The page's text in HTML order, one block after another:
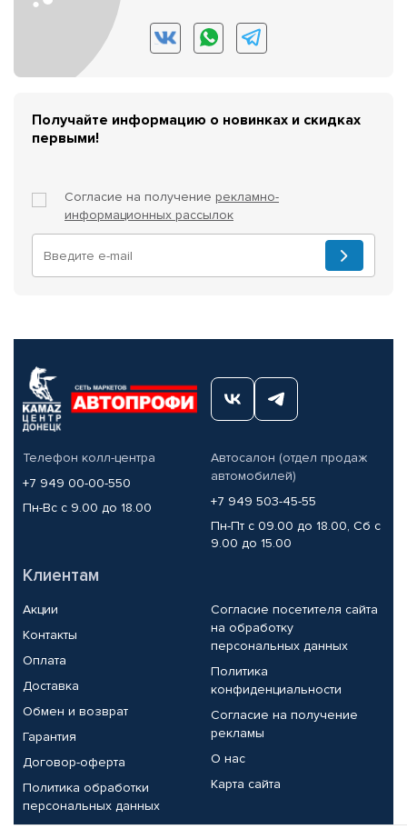
Получайте информацию о новинках и скидках
первыми!
Согласие на получение рекламно-
информационных рассылок
Телефон колл-центра
+7 949 00-00-550
Пн-Вс с 9.00 до 18.00
Автосалон (отдел продаж
автомобилей)
+7 949 503-45-55
Пн-Пт с 09.00 до 18.00, Сб с
9.00 до 15.00
Клиентам
Акции
Контакты
Оплата
Доставка
Обмен и возврат
Гарантия
Договор-оферта
Политика обработки
персональных данных
Согласие посетителя сайта
на обработку
персональных данных
Политика
конфиденциальности
Согласие на получение
рекламы
О нас
Карта сайта